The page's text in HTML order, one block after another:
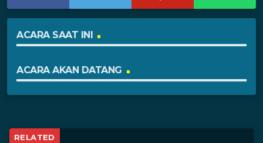
ACARA SAAT INI
ACARA AKAN DATANG
RELATED